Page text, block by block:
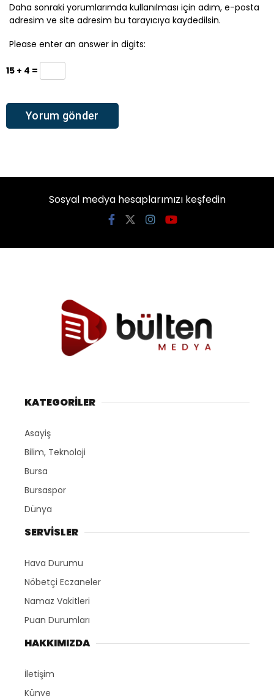
Daha sonraki yorumlarımda kullanılması için adım, e-posta
adresim ve site adresim bu tarayıcıya kaydedilsin.
Please enter an answer in digits:
15 + 4 =
Sosyal medya hesaplarımızı keşfedin
KATEGORİLER
Asayiş
Bilim, Teknoloji
Bursa
Bursaspor
Dünya
SERVİSLER
Hava Durumu
Nöbetçi Eczaneler
Namaz Vakitleri
Puan Durumları
HAKKIMIZDA
İletişim
Künye